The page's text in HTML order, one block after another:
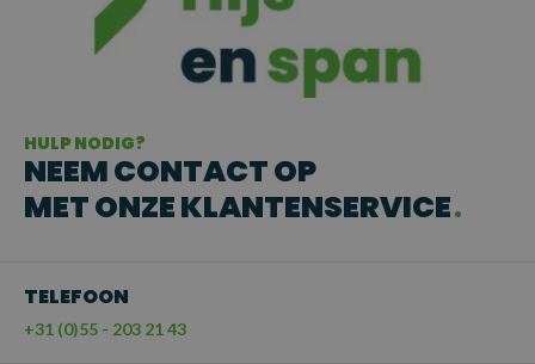
HULP NODIG?
NEEM CONTACT OP
MET ONZE KLANTENSERVICE
TELEFOON
+31 (0)55 - 203 21 43